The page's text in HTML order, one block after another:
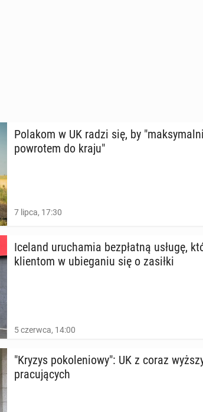
Polakom w UK radzi się, by
po­wro­tem do kraju"
7 lipca, 17:30
Iceland uru­cha­mia bez­płat­ną usługę,
klien­tom w ubie­ga­niu się o zasiłki
5 czerwca, 14:00
"Kryzys po­ko­le­nio­wy": UK z coraz
pra­cu­ją­cych